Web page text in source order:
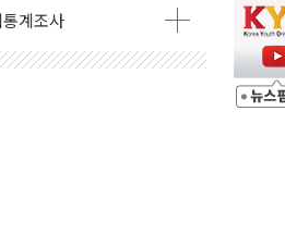
공격훈련 공개
"
업 추가 육성
적합'
점검